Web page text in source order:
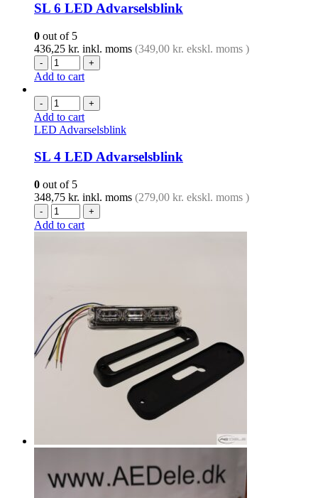
SL 6 LED Advarselsblink
0 out of 5
436,25 kr. inkl. moms (349,00 kr. ekskl. moms )
- +
Add to cart
- +
Add to cart
LED Advarselsblink
SL 4 LED Advarselsblink
0 out of 5
348,75 kr. inkl. moms (279,00 kr. ekskl. moms )
- +
Add to cart